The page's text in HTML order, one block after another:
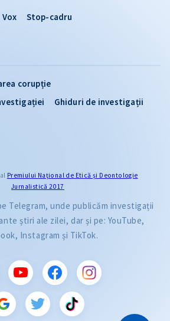
corupție
Ghiduri de investigații
Vox Stop-cadru
Premiului Naţional de Etică și Deontologie
Jurnalistică 2017
Telegram, unde publicăm investigații
știri ale zilei, dar și pe: YouTube,
Instagram și TikTok.